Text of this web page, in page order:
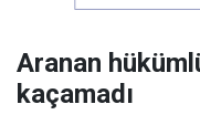
Aranan
kaçamadı